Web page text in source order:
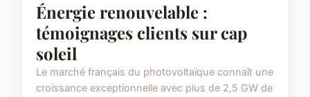
Énergie renouvelable :
témoignages clients sur cap
soleil
Le marché français du photovoltaïque connaît une
croissance exceptionnelle avec plus de 2,5 GW de